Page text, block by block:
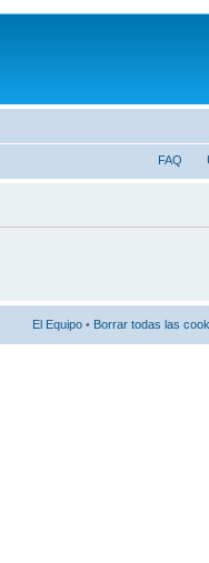
FAQ
El Equipo • Borrar todas las